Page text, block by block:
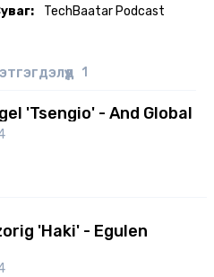
the_days_of_bei
theboldstory/
инстаграм:
intechbaatar/
хийгээрэй.
c/inTECHBAATAR
TechBaatar Podcast
1
'Tsengio' - And Global
'Haki' - Egulen